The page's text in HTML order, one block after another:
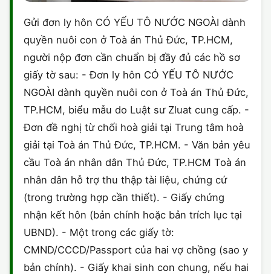
Gửi đơn ly hôn CÓ YẾU TÔ NƯỚC NGOÀI dành
quyền nuôi con ở Toà án Thủ Đức, TP.HCM,
người nộp đơn cần chuẩn bị đầy đủ các hồ sơ
giấy tờ sau: - Đơn ly hôn CÓ YẾU TÔ NƯỚC
NGOÀI dành quyền nuôi con ở Toà án Thủ Đức,
TP.HCM, biểu mẫu do Luật sư Zluat cung cấp. -
Đơn đề nghị từ chối hoà giải tại Trung tâm hoà
giải tại Toà án Thủ Đức, TP.HCM. - Văn bản yêu
cầu Toà án nhân dân Thủ Đức, TP.HCM Toà án
nhân dân hỗ trợ thu thập tài liệu, chứng cứ
(trong trường hợp cần thiết). - Giấy chứng
nhận kết hôn (bản chính hoặc bản trích lục tại
UBND). - Một trong các giấy tờ:
CMND/CCCD/Passport của hai vợ chồng (sao y
bản chính). - Giấy khai sinh con chung, nếu hai